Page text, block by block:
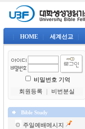
HOME 세계선교
비밀번호 기억
회원등록
비번분실
Bible Study
주일예배메시지